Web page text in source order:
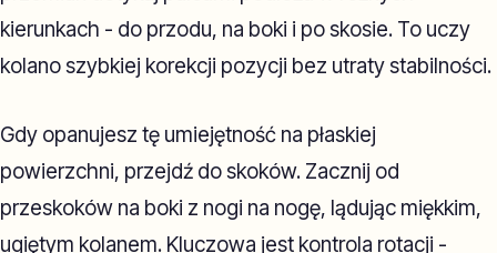
kierunkach - do przodu, na boki i po skosie. To uczy
kolano szybkiej korekcji pozycji bez utraty stabilności.
Gdy opanujesz tę umiejętność na płaskiej
powierzchni, przejdź do skoków. Zacznij od
przeskoków na boki z nogi na nogę, lądując miękkim,
ugiętym kolanem. Kluczowa jest kontrola rotacji -